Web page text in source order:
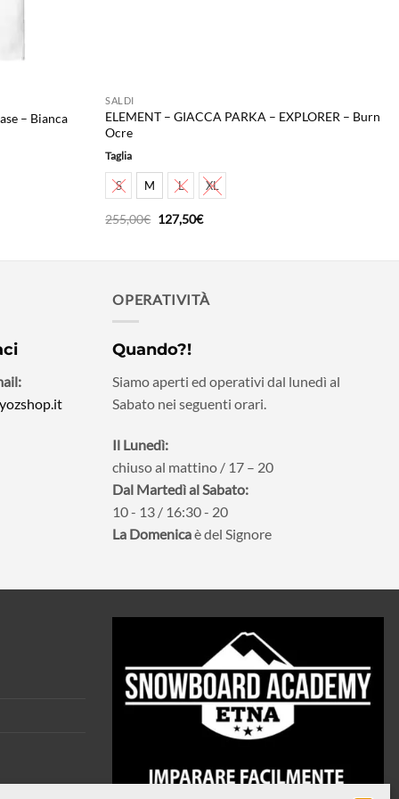
– Bianca
SALDI
ELEMENT – GIACCA PARKA – EXPLORER – Burn
Ocre
Taglia
S M L XL
255,00€ Il
prezzo
127,50€Il
OPERATIVITÀ
Quando?!
Siamo aperti ed operativi dal lunedì al
Sabato nei seguenti orari.
Il Lunedì:
chiuso al mattino / 17 – 20
Dal Martedì al Sabato:
10 - 13 / 16:30 - 20
La Domenicaè del Signore